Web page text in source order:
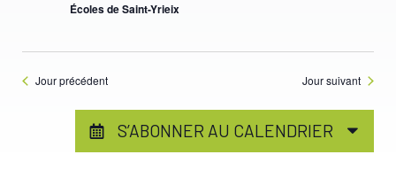
Écoles de Saint-Yrieix
Jour précédent Jour suivant
S’ABONNER AU CALENDRIER